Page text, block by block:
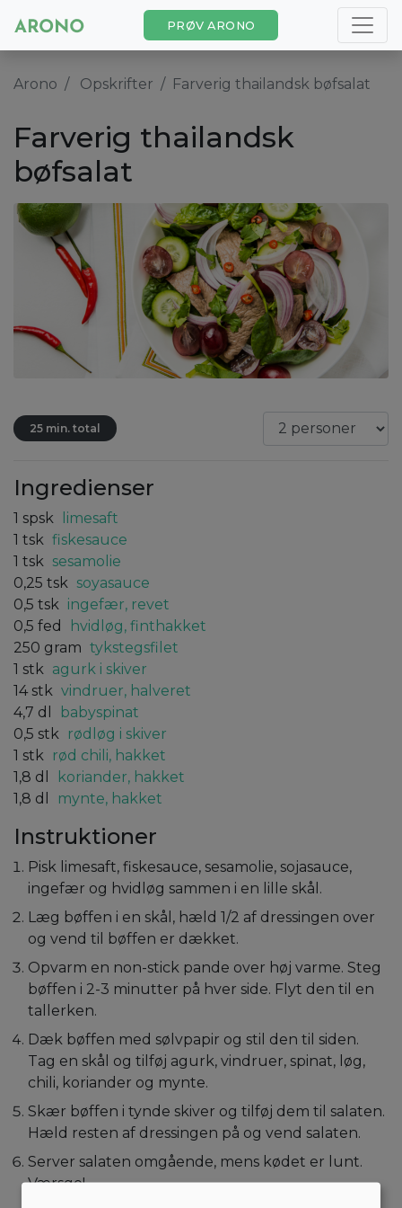
PRØV ARONO
Arono Opskrifter Farverig thailandsk bøfsalat
Farverig thailandsk
bøfsalat
25 min. total
Ingredienser
1 spsk
limesaft
1 tsk fiskesauce
1 tsk sesamolie
0,25 tsk soyasauce
0,5 tsk ingefær, revet
0,5 fed
hvidløg, finthakket
250 gram tykstegsfilet
1 stk agurk i skiver
14 stk vindruer, halveret
4,7 dl
babyspinat
0,5 stk rødløg i skiver
1 stk rød chili, hakket
1,8 dl
koriander, hakket
1,8 dl mynte, hakket
Instruktioner
Pisk limesaft, fiskesauce, sesamolie, sojasauce,
ingefær og hvidløg sammen i en lille skål.
Læg bøffen i en skål, hæld 1/2 af dressingen over
og vend til bøffen er dækket.
Opvarm en non-stick pande over høj varme. Steg
bøffen i 2-3 minutter på hver side. Flyt den til en
tallerken.
Dæk bøffen med sølvpapir og stil den til siden.
Tag en skål og tilføj agurk, vindruer, spinat, løg,
chili, koriander og mynte.
Skær bøffen i tynde skiver og tilføj dem til salaten.
Hæld resten af dressingen på og vend salaten.
Server salaten omgående, mens kødet er lunt.
Værsgo!